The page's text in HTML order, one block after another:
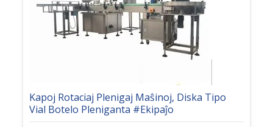
Kapoj Rotaciaj Plenigaj Maŝinoj, Diska Tipo
Vial Botelo Pleniganta #Ekipaĵo